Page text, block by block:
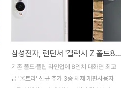
최초로 전격 공개했다. 삼성전자는 6일(현지
시간) 미국 칼리포니아주 산타클라라 컨벤션
센터에서 열린 글로벌 메모리 학술·전시회
'FMS(Future of Memory and
Storage) 2026' 기조연설에서 GPU와
HBM을 수직으로 직접 적층하는 3D 융합 메
모리 구조인 'zHBM(Zero-latency
삼성전자, 런던서 '갤럭시 Z 폴드8 Ultra' 언팩… 에이전틱 AI 온디바이스 전면 탑재
기존 폴드·플립 라인업에 8인치 대화면 최고
급 '울트라' 신규 추가 3종 체제 개편사용자